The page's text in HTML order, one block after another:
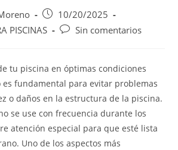
10/20/2025
PISCINAS
Sin comentarios
tu piscina en óptimas condiciones
fundamental para evitar problemas
o daños en la estructura de la piscina.
se use con frecuencia durante los
atención especial para que esté lista
Uno de los aspectos más